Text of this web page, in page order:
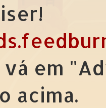
vá em
acima.